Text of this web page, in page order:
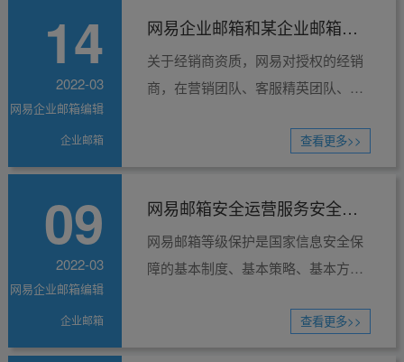
14
2022-03
网易企业邮箱编辑
企业邮箱
网易企业邮箱和某企业邮箱的
对比？
关于经销商资质，网易对授权的经销
商，在营销团队、客服精英团队、企
面会出现严格的管控，并每季度予以
一定的订单提量标准考...
查看更多>>
09
2022-03
网易企业邮箱编辑
企业邮箱
网易邮箱安全运营服务安全运
维
网易邮箱等级保护是国家信息安全保
障的基本制度、基本策略、基本方
护信息化发展、维护国家信息安全的
根本保障，是信息安全保...
查看更多>>